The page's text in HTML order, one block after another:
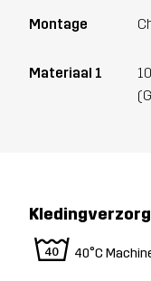
Montage
Materiaal 1
8 40°C